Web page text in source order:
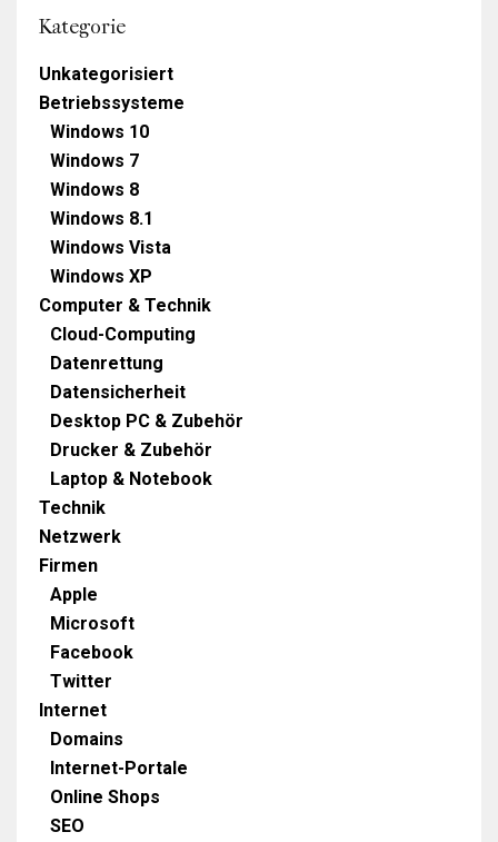
Kategorie
Unkategorisiert
Betriebssysteme
Windows 10
Windows 7
Windows 8
Windows 8.1
Windows Vista
Windows XP
Computer & Technik
Cloud-Computing
Datenrettung
Datensicherheit
Desktop PC & Zubehör
Drucker & Zubehör
Laptop & Notebook
Technik
Netzwerk
Firmen
Apple
Microsoft
Facebook
Twitter
Internet
Domains
Internet-Portale
Online Shops
SEO